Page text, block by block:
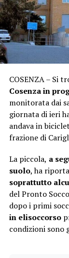
COSENZA – Si
Cosenza in
monitorata dai
giornata di ieri
andava in
frazione di
La piccola, a
suolo, ha
soprattutto
del Pronto
dopo i primi
in elisoccorso
condizioni sono